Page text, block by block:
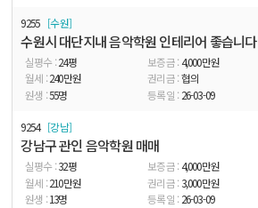
9255 수원
수원시 대단지내 음악학원 인테리어 좋습니다
24평 4,000만원
240만원
협의
55명 26-03-09
9254 강남
강남구 관인 음악학원 매매
32평 4,000만원
210만원 3,000만원
13명 26-03-09